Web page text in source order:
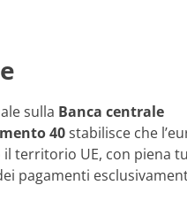
sulla Banca centrale
40stabilisce che
territorio UE, con piena
pagamenti